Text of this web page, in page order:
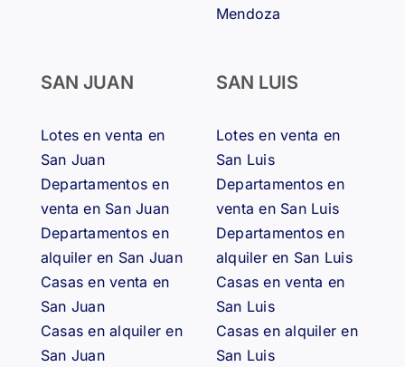
Mendoza
SAN JUAN
Lotes en venta en
San Juan
Departamentos en
venta en San Juan
Departamentos en
alquiler en San Juan
Casas en venta en
San Juan
Casas en alquiler en
San Juan
SAN LUIS
Lotes en venta en
San Luis
Departamentos en
venta en San Luis
Departamentos en
alquiler en San Luis
Casas en venta en
San Luis
Casas en alquiler en
San Luis